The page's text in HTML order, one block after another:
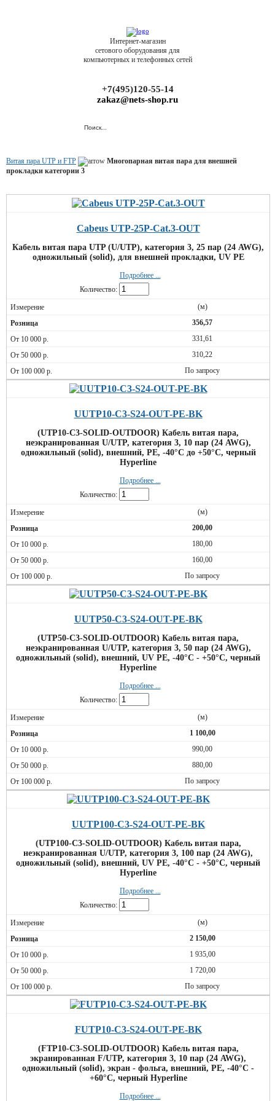
Интернет-магазин
сетового оборудования для
компьютерных и телефонных сетей
+7(495)120-55-14
zakaz@nets-shop.ru
Витая пара UTP и FTP
Многопарная витая пара для внешней
прокладки категории 3
Cabeus UTP-25P-Cat.3-OUT
Кабель витая пара UTP (U/UTP), категория 3, 25 пар (24 AWG),
одножильный (solid), для внешней прокладки, UV PE
Подробнее ...
Количество:
(м)
356,57
331,61
310,22
По запросу
UUTP10-C3-S24-OUT-PE-BK
(UTP10-C3-SOLID-OUTDOOR) Кабель витая пара,
неэкранированная U/UTP, категория 3, 10 пар (24 AWG),
одножильный (solid), внешний, PE, -40°C до +50°C, черный
Hyperline
Подробнее ...
Количество:
(м)
200,00
180,00
160,00
По запросу
UUTP50-C3-S24-OUT-PE-BK
(UTP50-C3-SOLID-OUTDOOR) Кабель витая пара,
неэкранированная U/UTP, категория 3, 50 пар (24 AWG),
одножильный (solid), внешний, UV PE, -40°C - +50°C, черный
Hyperline
Подробнее ...
Количество:
(м)
1 100,00
990,00
880,00
По запросу
UUTP100-C3-S24-OUT-PE-BK
(UTP100-C3-SOLID-OUTDOOR) Кабель витая пара,
неэкранированная U/UTP, категория 3, 100 пар (24 AWG),
одножильный (solid), внешний, UV PE, -40°C - +50°C, черный
Hyperline
Подробнее ...
Количество:
(м)
2 150,00
1 935,00
1 720,00
По запросу
FUTP10-C3-S24-OUT-PE-BK
(FTP10-C3-SOLID-OUTDOOR) Кабель витая пара,
экранированная F/UTP, категория 3, 10 пар (24 AWG),
одножильный (solid), экран - фольга, внешний, PE, -40°C -
+60°C, черный Hyperline
Подробнее ...